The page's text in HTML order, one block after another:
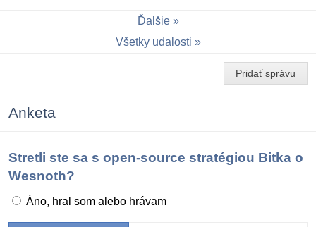
Ďalšie
Všetky udalosti
Pridať správu
Anketa
Stretli ste sa s open-source stratégiou Bitka o
Wesnoth?
Áno, hral som alebo hrávam